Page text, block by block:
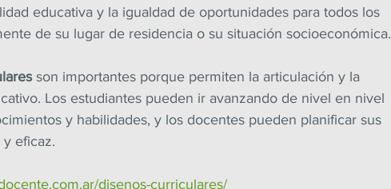
educativa y la igualdad de oportunidades para todos los
de su lugar de residencia o su situación socioeconómica.
son importantes porque permiten la articulación y la
Los estudiantes pueden ir avanzando de nivel en nivel
y habilidades, y los docentes pueden planificar sus
eficaz.
disenos-curriculares/